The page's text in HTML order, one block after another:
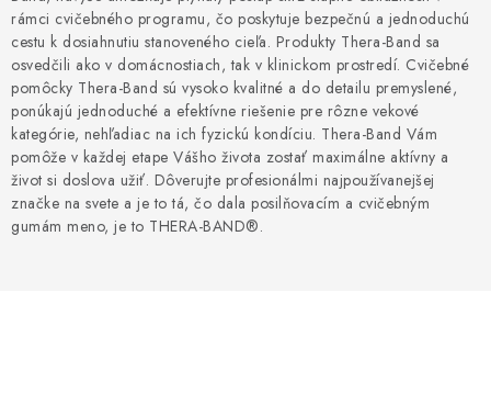
VÝPREDAJ
NOVINKY
ZNAČKY
O firme Všetko o nákupe Kontakty Články
rámci cvičebného programu, čo poskytuje bezpečnú a jednoduchú
cestu k dosiahnutiu stanoveného cieľa. Produkty Thera-Band sa
osvedčili ako v domácnostiach, tak v klinickom prostredí. Cvičebné
pomôcky Thera-Band sú vysoko kvalitné a do detailu premyslené,
ponúkajú jednoduché a efektívne riešenie pre rôzne vekové
kategórie, nehľadiac na ich fyzickú kondíciu. Thera-Band Vám
pomôže v každej etape Vášho života zostať maximálne aktívny a
život si doslova užiť. Dôverujte profesionálmi najpoužívanejšej
značke na svete a je to tá, čo dala posilňovacím a cvičebným
gumám meno, je to THERA-BAND®.